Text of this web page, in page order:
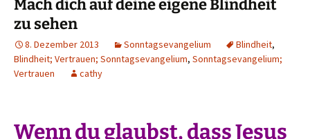
Mach dich auf deine eigene Blindheit
zu sehen
8. Dezember 2013 Sonntagsevangelium Blindheit,
Blindheit; Vertrauen; Sonntagsevangelium, Sonntagsevangelium;
Vertrauen
cathy
Wenn du glaubst, dass Jesus